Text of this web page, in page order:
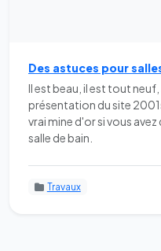
Des astuces pour
Il est beau, il est tout
présentation du site
vrai mine d'or si vous
salle de bain.
Travaux